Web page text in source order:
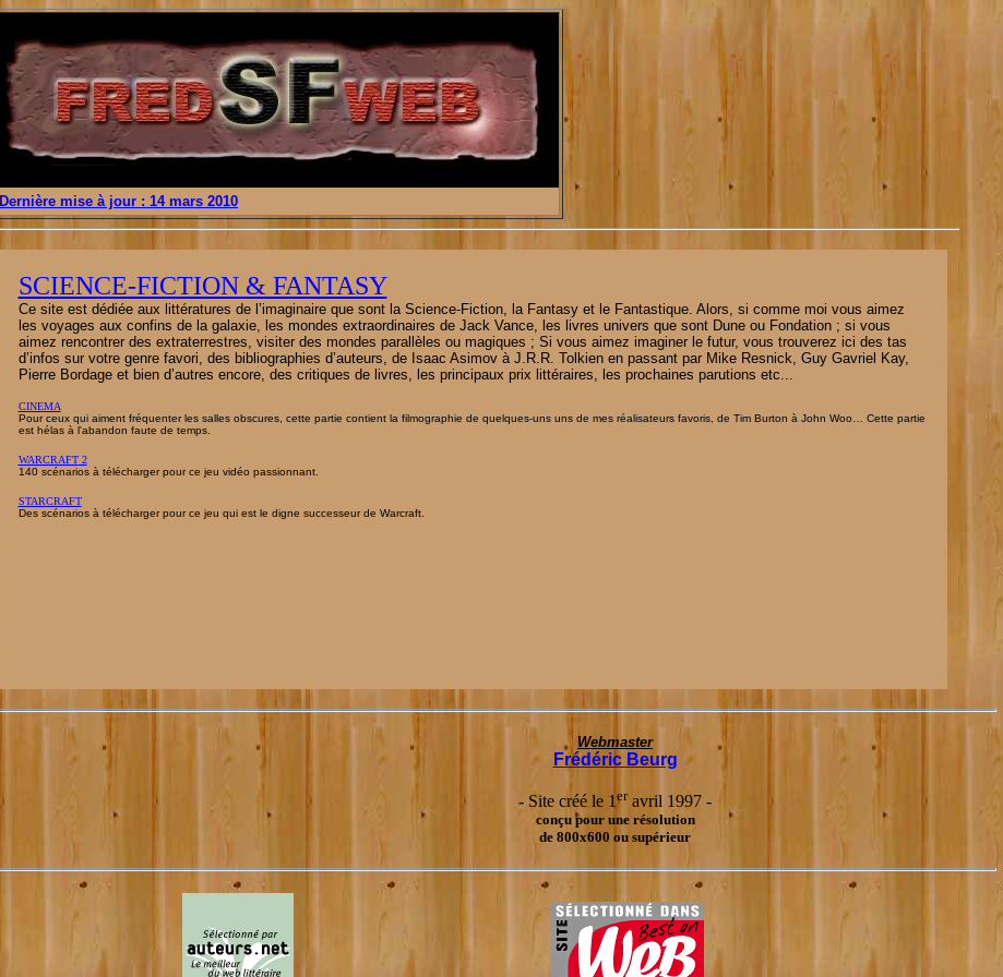
Dernière mise à jour : 14 mars 2010
SCIENCE-FICTION & FANTASY
Ce site est dédiée aux littératures de l’imaginaire que sont la Science-Fiction, la Fantasy et le Fantastique. Alors, si comme moi vous aimez
les voyages aux confins de la galaxie, les mondes extraordinaires de Jack Vance, les livres univers que sont Dune ou Fondation ; si vous
aimez rencontrer des extraterrestres, visiter des mondes parallèles ou magiques ; Si vous aimez imaginer le futur, vous trouverez ici des tas
d’infos sur votre genre favori, des bibliographies d’auteurs, de Isaac Asimov à J.R.R. Tolkien en passant par Mike Resnick, Guy Gavriel Kay,
Pierre Bordage et bien d’autres encore, des critiques de livres, les principaux prix littéraires, les prochaines parutions etc...
CINEMA
Pour ceux qui aiment fréquenter les salles obscures, cette partie contient la filmographie de quelques-uns uns de mes réalisateurs favoris, de Tim Burton à John Woo… Cette partie
est hélas à l'abandon faute de temps.
WARCRAFT2
140 scénarios à télécharger pour ce jeu vidéo passionnant.
STARCRAFT
Des scénarios à télécharger pour ce jeu qui est le digne successeur de Warcraft.
Webmaster
Frédéric Beurg
- Site créé le 1 eravril 1997 -
conçu pour une résolution
de 800x600 ou supérieur